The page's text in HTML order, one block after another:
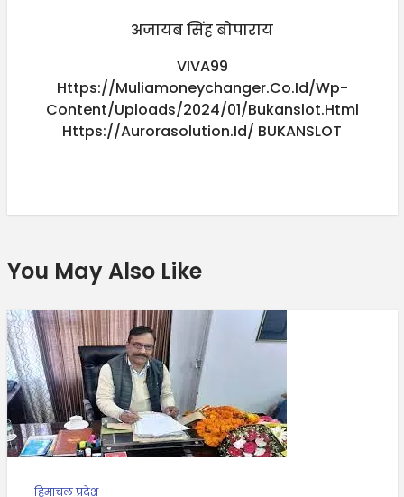
अजायब सिंह बोपाराय
VIVA99
Https://muliamoneychanger.co.id/wp-
Content/uploads/2024/01/bukanslot.html
Https://aurorasolution.id/ BUKANSLOT
You May Also Like
हिमाचल प्रदेश